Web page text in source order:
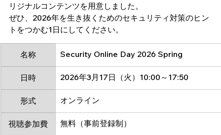
リジナルコンテンツを用意しました。
ぜひ、2026年を生き抜くためのセキュリティ対策のヒン
トをつかむ1日にしてください。
名称 Security Online Day 2026 Spring
日時 2026年3月17日（火）10:00～17:50
形式 オンライン
視聴参加費 無料（事前登録制）